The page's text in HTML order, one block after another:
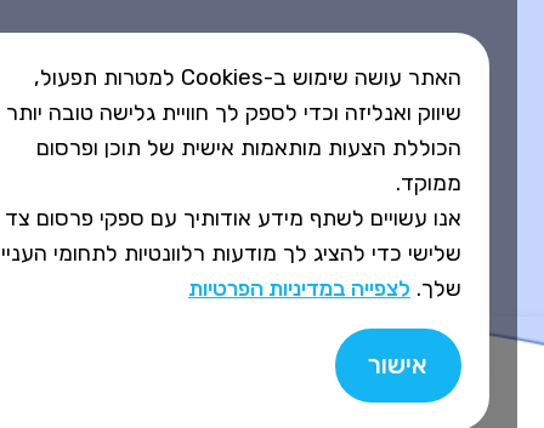
האתר עושה שימוש ב-Cookies למטרות תפעול,
שיווק ואנליזה וכדי לספק לך חוויית גלישה טובה יותר
הכוללת הצעות מותאמות אישית של תוכן ופרסום
ממוקד.
אנו עשויים לשתף מידע אודותיך עם ספקי פרסום צד
שלישי כדי להציג לך מודעות רלוונטיות לתחומי העניין
שלך.לצפייה במדיניות הפרטיות
אישור